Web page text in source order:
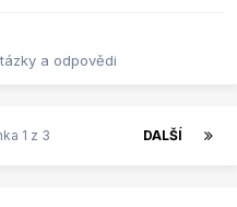
a odpovědi
DALŠÍ
1 z 3